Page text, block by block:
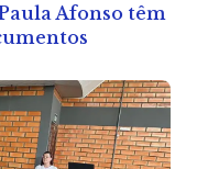
Afonso têm